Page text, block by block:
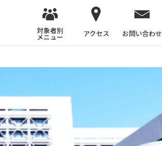
対象者別
メニュー アクセス お問い合わせ